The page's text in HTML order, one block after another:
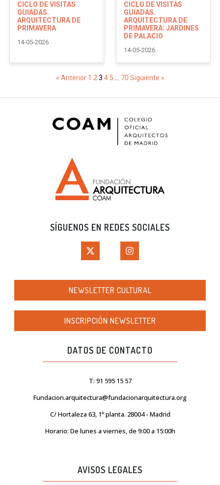
CICLO DE VISITAS
GUIADAS.
ARQUITECTURA DE
PRIMAVERA
14-05-2026
CICLO DE VISITAS
GUIADAS.
ARQUITECTURA DE
PRIMAVERA: JARDINES
DE PALACIO
14-05-2026
« Anterior 1 2 3 4 5 70 Siguiente »
SÍGUENOS EN REDES SOCIALES
NEWSLETTER CULTURAL
INSCRIPCIÓN NEWSLETTER
DATOS DE CONTACTO
T: 91 595 15 57
Fundacion.arquitectura@fundacionarquitectura.org
C/ Hortaleza 63, 1ª planta. 28004 - Madrid
Horario: De lunes a viernes, de 9:00 a 15:00h
AVISOS LEGALES